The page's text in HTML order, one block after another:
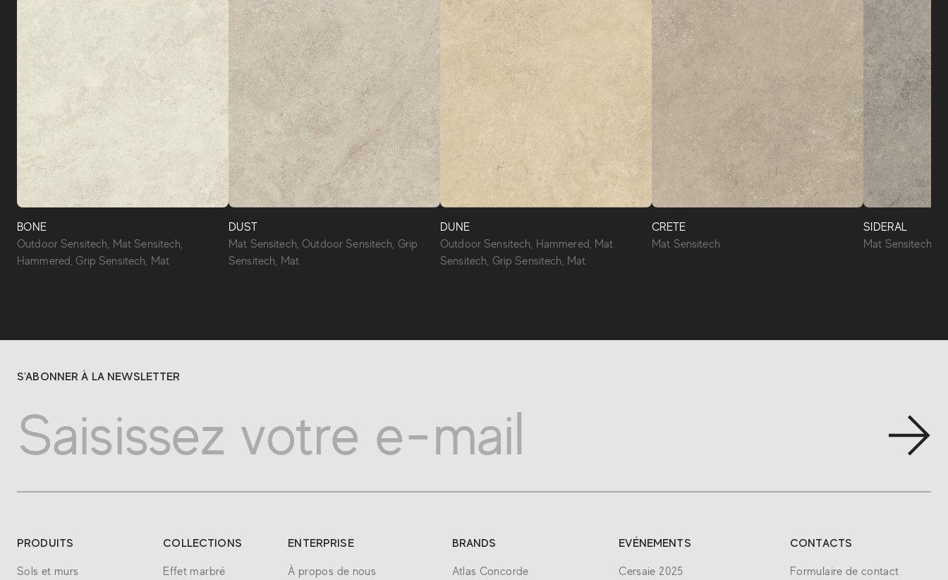
BONE
Outdoor Sensitech, Mat Sensitech,
Hammered, Grip Sensitech, Mat
DUST
Mat Sensitech, Outdoor Sensitech, Grip
Sensitech, Mat
DUNE
Outdoor Sensitech, Hammered, Mat
Sensitech, Grip Sensitech, Mat
CRETE
Mat Sensitech
SIDERAL
Mat Sensitech
S'ABONNER À LA NEWSLETTER
PRODUITS
Sols et murs
COLLECTIONS
Effet marbré
ENTERPRISE
À propos de nous
BRANDS
Atlas Concorde
EVÉNEMENTS
Cersaie 2025
CONTACTS
Formulaire de contact